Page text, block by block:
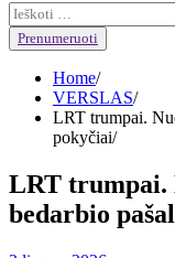
Ieškoti:
Prenumeruoti
Home
VERSLAS
LRT trumpai.
pokyčiai
LRT trumpai.
bedarbio